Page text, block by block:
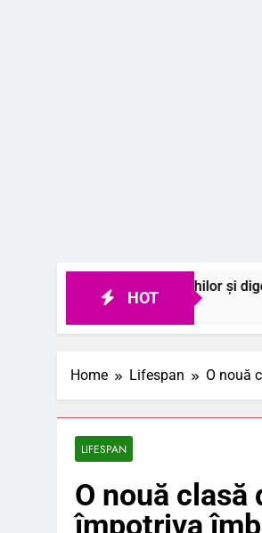
HOT
ochilor și digestia?
Home Lifespan O nouă
LIFESPAN
O nouă
împotriva